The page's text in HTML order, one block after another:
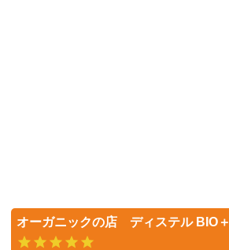
オーガニックの店 ディステル BIO＋